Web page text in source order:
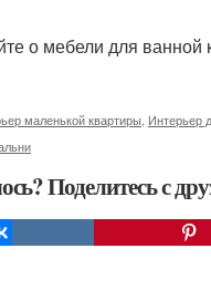
о мебели для ванной
маленькой квартиры Интерьер
Поделитесь с